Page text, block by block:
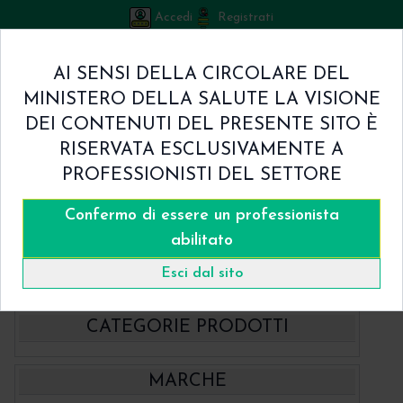
Accedi Registrati
Bicuspid
Home
Shop
Termini & Condizioni
Contatti
Carrello
Catalogo
Home Catalogo
CATEGORIE PRODOTTI
- BBraun BiomaterialeMARCHE
AI SENSI DELLA CIRCOLARE DEL
MINISTERO DELLA SALUTE LA VISIONE
DEI CONTENUTI DEL PRESENTE SITO È
RISERVATA ESCLUSIVAMENTE A
PROFESSIONISTI DEL SETTORE
Esci dal sito
Confermo di essere un professionista
abilitato